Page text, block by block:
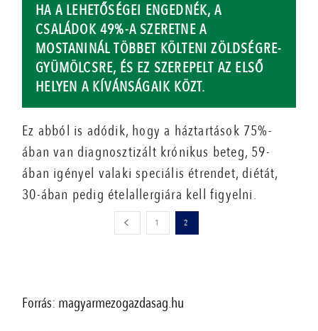
HA A LEHETŐSÉGEI ENGEDNÉK, A
CSALÁDOK 49%-A SZERETNE A
MOSTANINÁL TÖBBET KÖLTENI ZÖLDSÉGRE-
GYÜMÖLCSRE, ÉS EZ SZEREPELT AZ ELSŐ
HELYEN A KÍVÁNSÁGAIK KÖZT.
Ez abból is adódik, hogy a háztartások 75%-
ában van diagnosztizált krónikus beteg, 59-
ában igényel valaki speciális étrendet, diétát,
30-ában pedig ételallergiára kell figyelni.
1 2
Forrás: magyarmezogazdasag.hu